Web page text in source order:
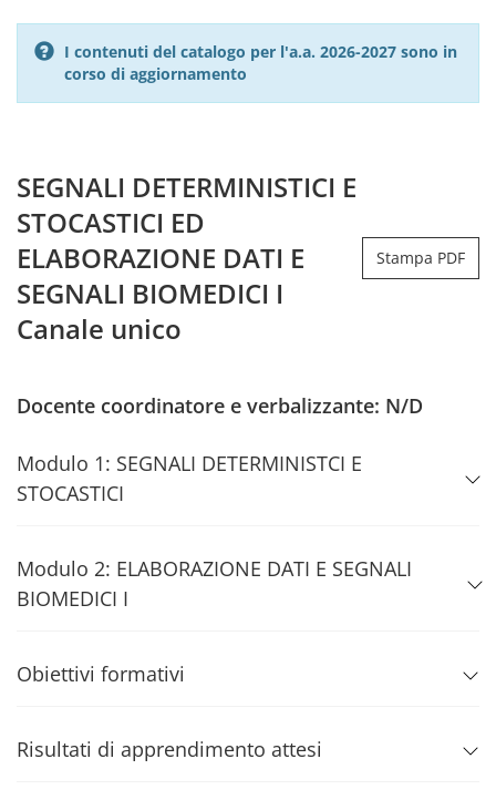
I contenuti del catalogo per l'a.a. 2026-2027 sono in
corso di aggiornamento
SEGNALI DETERMINISTICI E
STOCASTICI ED
ELABORAZIONE DATI E
SEGNALI BIOMEDICI I
Canale unico
Stampa PDF
Docente coordinatore e verbalizzante: N/D
Modulo 1: SEGNALI DETERMINISTCI E
STOCASTICI
Modulo 2: ELABORAZIONE DATI E SEGNALI
BIOMEDICI I
Obiettivi formativi
Risultati di apprendimento attesi